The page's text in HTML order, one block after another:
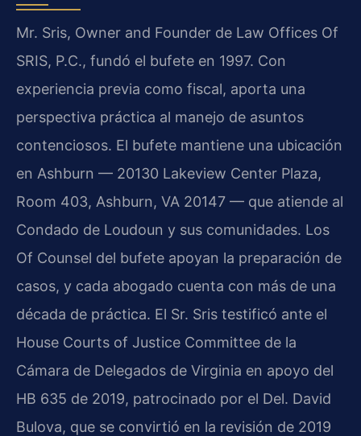
Mr. Sris, Owner and Founder de Law Offices Of
SRIS, P.C., fundó el bufete en 1997. Con
experiencia previa como fiscal, aporta una
perspectiva práctica al manejo de asuntos
contenciosos. El bufete mantiene una ubicación
en Ashburn — 20130 Lakeview Center Plaza,
Room 403, Ashburn, VA 20147 — que atiende al
Condado de Loudoun y sus comunidades. Los
Of Counsel del bufete apoyan la preparación de
casos, y cada abogado cuenta con más de una
década de práctica. El Sr. Sris testificó ante el
House Courts of Justice Committee de la
Cámara de Delegados de Virginia en apoyo del
HB 635 de 2019, patrocinado por el Del. David
Bulova, que se convirtió en la revisión de 2019